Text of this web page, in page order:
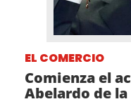
EL COMERCIO
Comienza el
Abelardo de